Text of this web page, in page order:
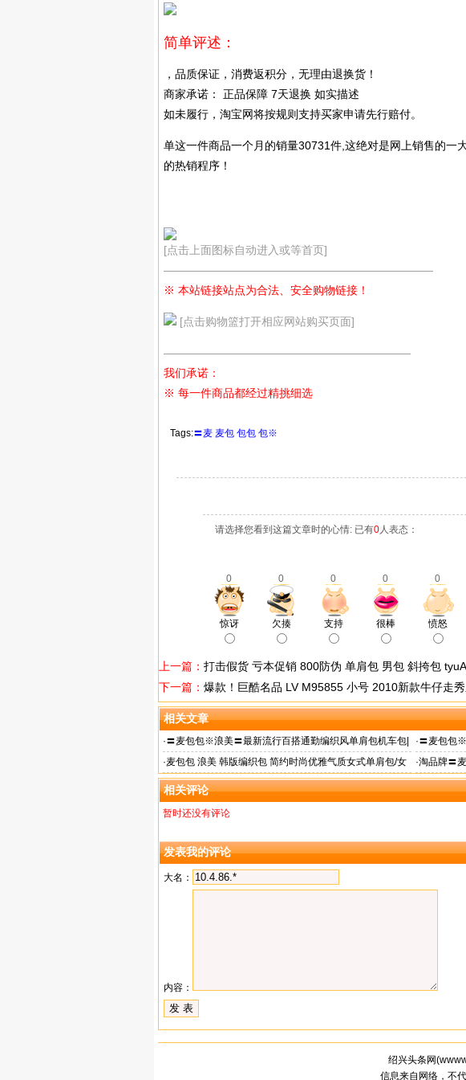
简单评述：
，品质保证，消费返积分，无理由退换货！
商家承诺： 正品保障 7天退换 如实描述
如未履行，淘宝网将按规则支持买家申请先行赔付。
单这一件商品一个月的销量30731件,这绝对是网上销售的一
的热销程序！
[点击上面图标自动进入或等首页]
————————————————————————
※ 本站链接站点为合法、安全购物链接！
[点击购物篮打开相应网站购买页面]
——————————————————————
我们承诺：
※ 每一件商品都经过精挑细选
Tags:〓麦 麦包 包包 包※
请选择您看到这篇文章时的心情: 已有0人表态：
0 0 0 0 0
惊讶 欠揍 支持 很棒 愤怒
上一篇： 打击假货 亏本促销 800防伪 单肩包 男包 斜挎包
下一篇： 爆款！巨酷名品 LV M95855 小号 2010新款牛仔走
相关文章
·〓麦包包※浪美〓最新流行百搭通勤编织风单肩包机车包|
b249
·〓麦包包
预售|gReR
·麦包包 浪美 韩版编织包 简约时尚优雅气质女式单肩包/女
包
·淘品牌〓
女包两用包
相关评论
暂时还没有评论
发表我的评论
大名：
内容：
绍兴头条网(
信息来自网络，不